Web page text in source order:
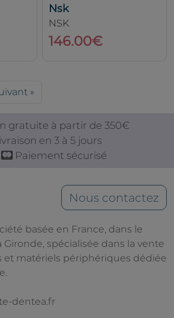
Nsk
NSK
146.00€
»
gratuite à partir de 350€
en 3 à 5 jours
Paiement sécurisé
Nous contactez
basée en France, dans le
spécialisée dans la vente
et matériels périphériques dédiée
dentea.fr